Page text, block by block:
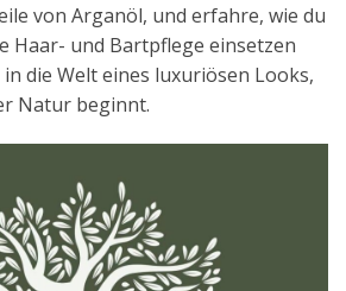
von Arganöl, und erfahre, wie du
Haar- und Bartpflege einsetzen
die Welt eines luxuriösen Looks,
Natur beginnt.